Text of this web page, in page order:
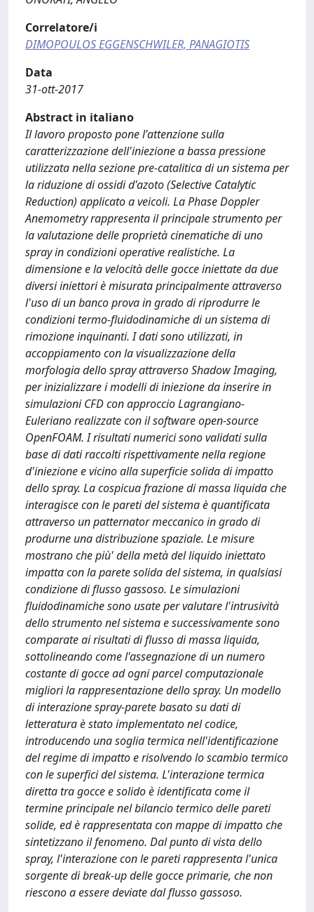
Correlatore/i
DIMOPOULOS EGGENSCHWILER, PANAGIOTIS
Data
31-ott-2017
Abstract in italiano
Il lavoro proposto pone l'attenzione sulla
caratterizzazione dell'iniezione a bassa pressione
utilizzata nella sezione pre-catalitica di un sistema per
la riduzione di ossidi d'azoto (Selective Catalytic
Reduction) applicato a veicoli. La Phase Doppler
Anemometry rappresenta il principale strumento per
la valutazione delle proprietà cinematiche di uno
spray in condizioni operative realistiche. La
dimensione e la velocità delle gocce iniettate da due
diversi iniettori è misurata principalmente attraverso
l'uso di un banco prova in grado di riprodurre le
condizioni termo-fluidodinamiche di un sistema di
rimozione inquinanti. I dati sono utilizzati, in
accoppiamento con la visualizzazione della
morfologia dello spray attraverso Shadow Imaging,
per inizializzare i modelli di iniezione da inserire in
simulazioni CFD con approccio Lagrangiano-
Euleriano realizzate con il software open-source
OpenFOAM. I risultati numerici sono validati sulla
base di dati raccolti rispettivamente nella regione
d'iniezione e vicino alla superficie solida di impatto
dello spray. La cospicua frazione di massa liquida che
interagisce con le pareti del sistema è quantificata
attraverso un patternator meccanico in grado di
produrne una distribuzione spaziale. Le misure
mostrano che più' della metà del liquido iniettato
impatta con la parete solida del sistema, in qualsiasi
condizione di flusso gassoso. Le simulazioni
fluidodinamiche sono usate per valutare l'intrusività
dello strumento nel sistema e successivamente sono
comparate ai risultati di flusso di massa liquida,
sottolineando come l'assegnazione di un numero
costante di gocce ad ogni parcel computazionale
migliori la rappresentazione dello spray. Un modello
di interazione spray-parete basato su dati di
letteratura è stato implementato nel codice,
introducendo una soglia termica nell'identificazione
del regime di impatto e risolvendo lo scambio termico
con le superfici del sistema. L'interazione termica
diretta tra gocce e solido è identificata come il
termine principale nel bilancio termico delle pareti
solide, ed è rappresentata con mappe di impatto che
sintetizzano il fenomeno. Dal punto di vista dello
spray, l'interazione con le pareti rappresenta l'unica
sorgente di break-up delle gocce primarie, che non
riescono a essere deviate dal flusso gassoso.